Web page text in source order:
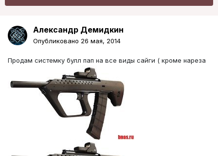
Александр Демидкин
Опубликовано 26 мая, 2014
Продам системку булл пап на все виды сайги ( кроме нареза